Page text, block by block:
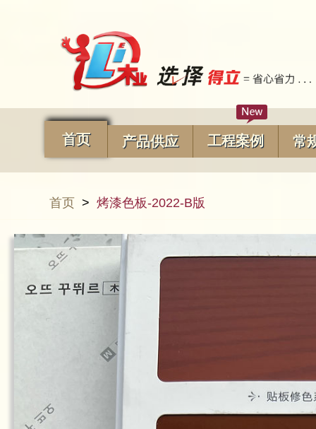
首页 产品供应 工程案例 常
首页 > 烤漆色板-2022-B版